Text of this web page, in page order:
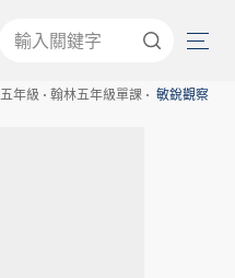
五年級 翰林五年級單課 敏銳觀察